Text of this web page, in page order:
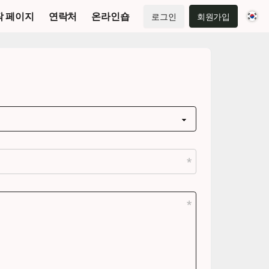
페이지 연락처 온라인숍 로그인 회원가입